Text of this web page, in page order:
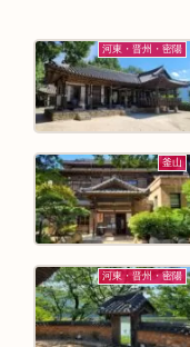
河東・晋州・密陽
釜山
河東・晋州・密陽